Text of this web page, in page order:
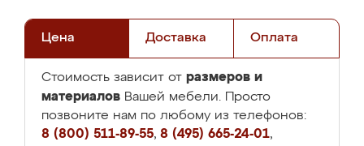
Цена Доставка Оплата
Стоимость зависит от размеров и
материалов Вашей мебели. Просто
позвоните нам по любому из телефонов:
8 (800) 511-89-55, 8 (495) 665-24-01,